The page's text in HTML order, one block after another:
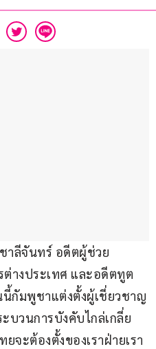
าลีจันทร์ อดีตผู้ช่วย
ต่างประเทศ และอดีตทูต
กัมพูชาแต่งตั้งผู้เชี่ยวชาญ
บวนการบังคับไกล่เกลี่ย
ยจะต้องตั้งของเราฝ่ายเรา